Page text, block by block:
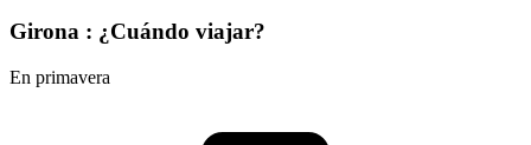
Girona : ¿Cuándo viajar?
En primavera